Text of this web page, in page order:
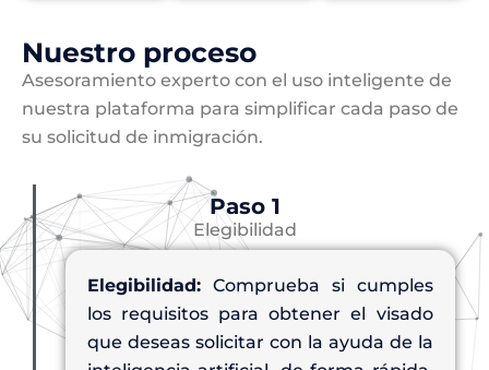
Nuestro proceso
Asesoramiento experto con el uso inteligente de
nuestra plataforma para simplificar cada paso de
su solicitud de inmigración.
Paso 1
Elegibilidad
Elegibilidad: Comprueba si cumples
los requisitos para obtener el visado
que deseas solicitar con la ayuda de la